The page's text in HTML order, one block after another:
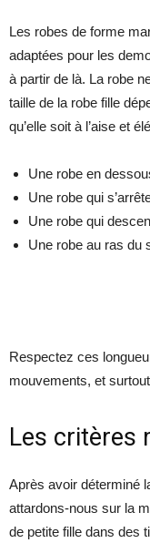
Les robes de forme
adaptées pour les
à partir de là. La robe
taille de la robe fille
qu’elle soit à l’aise et
Une robe en
Une robe qui
Une robe qui
Une robe au ras du
Respectez ces
mouvements, et
Les critères
Après avoir déterminé
attardons-nous sur la
de petite fille dans des